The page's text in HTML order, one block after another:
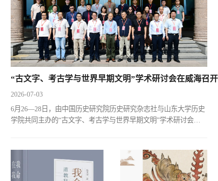
“古文字、考古学与世界早期文明”学术研讨会在威海召开
2026-07-03
6月26—28日，由中国历史研究院历史研究杂志社与山东大学历史
学院共同主办的“古文字、考古学与世界早期文明”学术研讨会在
学院院长代国玺致开幕词，山东大学历史学院副院长张新刚主持
开幕式。焦兵表示，加强世界早期文明研究，需要历史学与古文
字学、考古学甚至自然科学的有机融合，推动文明定义、文明标